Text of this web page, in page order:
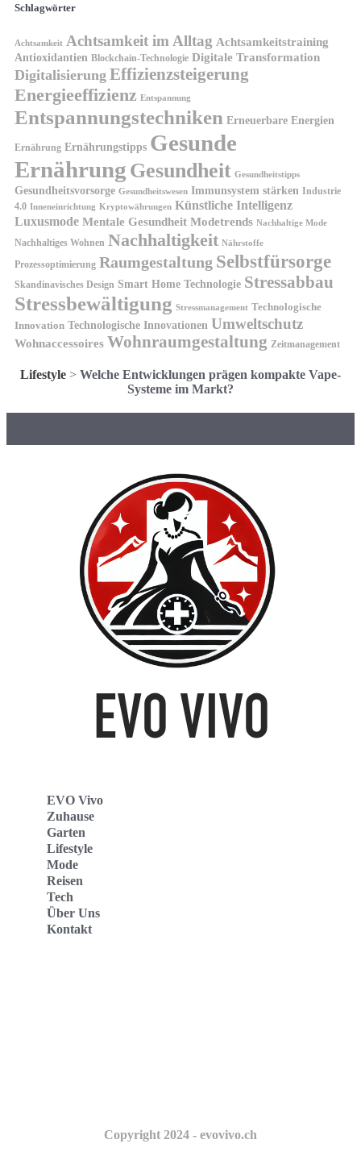
Schlagwörter
Achtsamkeit Achtsamkeit im Alltag Achtsamkeitstraining
Antioxidantien Blockchain-Technologie Digitale Transformation
Digitalisierung Effizienzsteigerung
Energieeffizienz Entspannung
Entspannungstechniken Erneuerbare Energien
Ernährung Ernährungstipps Gesunde
Ernährung Gesundheit Gesundheitstipps
Gesundheitsvorsorge Gesundheitswesen Immunsystem stärken Industrie
4.0 Inneneinrichtung Kryptowährungen Künstliche Intelligenz
Luxusmode Mentale Gesundheit Modetrends Nachhaltige Mode
Nachhaltiges Wohnen Nachhaltigkeit Nährstoffe
Prozessoptimierung Raumgestaltung Selbstfürsorge
Skandinavisches Design Smart Home Technologie Stressabbau
Stressbewältigung Stressmanagement Technologische
Innovation Technologische Innovationen Umweltschutz
Wohnaccessoires Wohnraumgestaltung Zeitmanagement
Lifestyle > Welche Entwicklungen prägen kompakte Vape-
Systeme im Markt?
EVO Vivo
Zuhause
Garten
Lifestyle
Mode
Reisen
Tech
Über Uns
Kontakt
Copyright 2024 - evovivo.ch